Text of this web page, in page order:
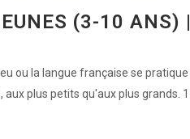
(3-10 ANS)
ou la langue française se
plus petits qu'aux plus grands.